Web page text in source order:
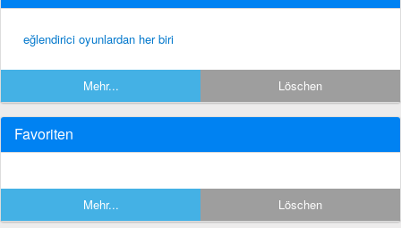
eğlendirici oyunlardan her biri
Mehr... Löschen
Favoriten
Mehr... Löschen